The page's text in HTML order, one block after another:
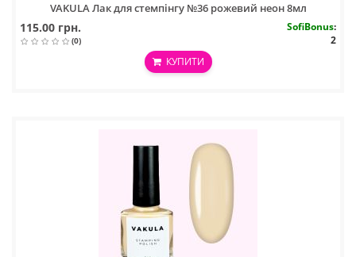
VAKULA Лак для стемпінгу №36 рожевий неон 8мл
115.00 грн.
(0)
SofiBonus:
2
КУПИТИ